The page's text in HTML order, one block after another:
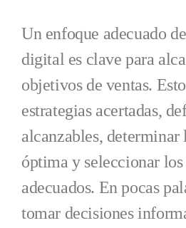
Un enfoque adecuado
digital es clave para
objetivos de ventas.
estrategias acertadas,
alcanzables, determinar
óptima y seleccionar los
adecuados. En pocas
tomar decisiones